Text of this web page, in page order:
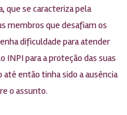
que se caracteriza pela
membros que desafiam os
dificuldade para atender
para a proteção das suas
até então tinha sido a ausência
o assunto.